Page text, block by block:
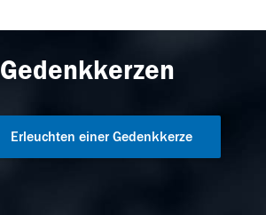
Gedenkkerzen
Erleuchten einer Gedenkkerze